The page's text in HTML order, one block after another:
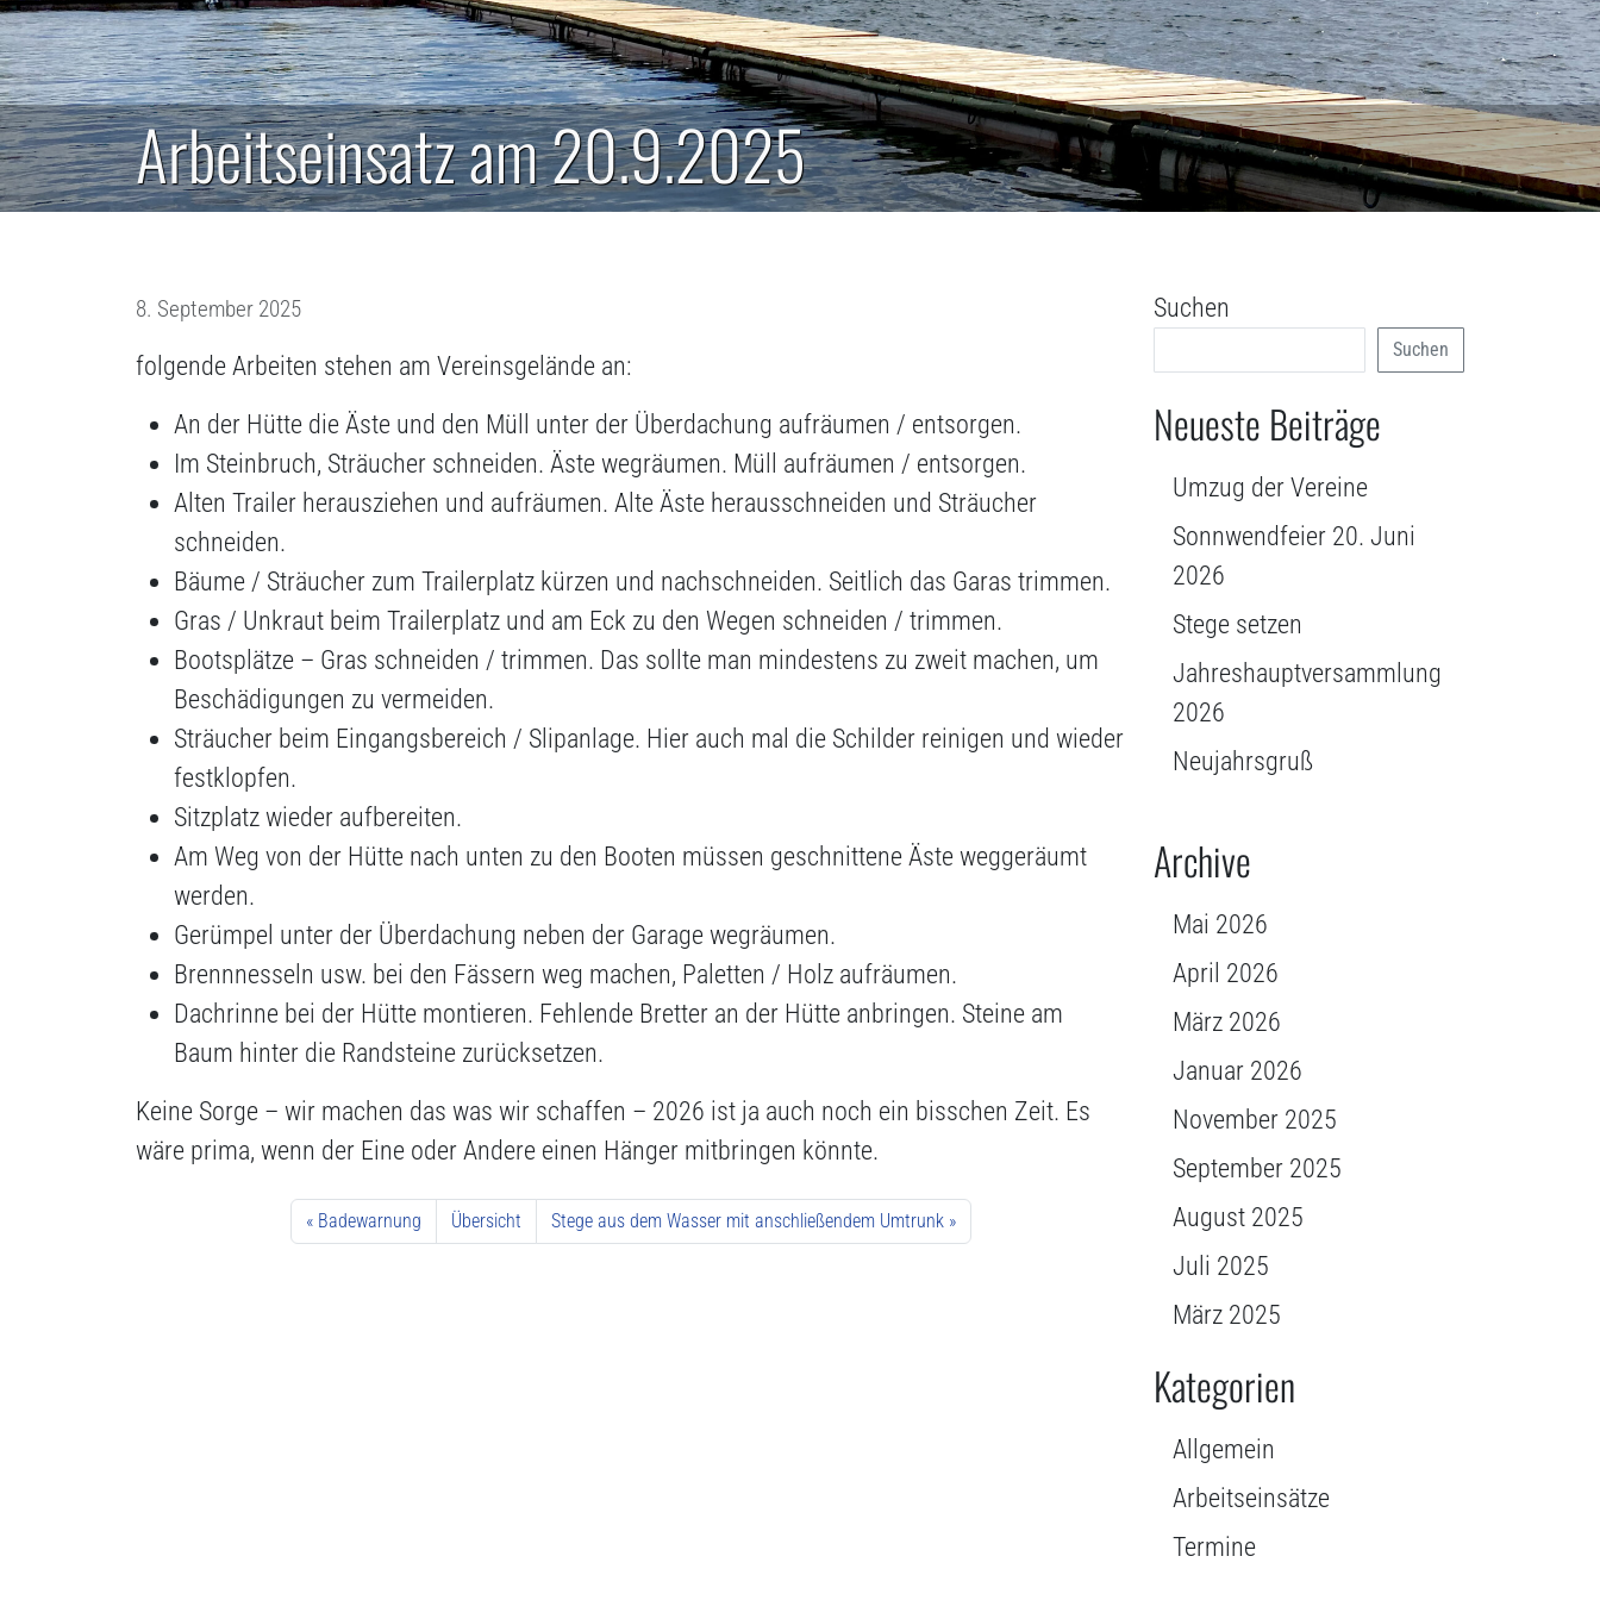
Arbeitseinsatz am 20.9.2025
8. September 2025
folgende Arbeiten stehen am Vereinsgelände an:
An der Hütte die Äste und den Müll unter der Überdachung aufräumen / entsorgen.
Im Steinbruch, Sträucher schneiden. Äste wegräumen. Müll aufräumen / entsorgen.
Alten Trailer herausziehen und aufräumen. Alte Äste herausschneiden und Sträucher
schneiden.
Bäume / Sträucher zum Trailerplatz kürzen und nachschneiden. Seitlich das Garas trimmen.
Gras / Unkraut beim Trailerplatz und am Eck zu den Wegen schneiden / trimmen.
Bootsplätze – Gras schneiden / trimmen. Das sollte man mindestens zu zweit machen, um
Beschädigungen zu vermeiden.
Sträucher beim Eingangsbereich / Slipanlage. Hier auch mal die Schilder reinigen und wieder
festklopfen.
Sitzplatz wieder aufbereiten.
Am Weg von der Hütte nach unten zu den Booten müssen geschnittene Äste weggeräumt
werden.
Gerümpel unter der Überdachung neben der Garage wegräumen.
Brennnesseln usw. bei den Fässern weg machen, Paletten / Holz aufräumen.
Dachrinne bei der Hütte montieren. Fehlende Bretter an der Hütte anbringen. Steine am
Baum hinter die Randsteine zurücksetzen.
Keine Sorge – wir machen das was wir schaffen – 2026 ist ja auch noch ein bisschen Zeit. Es
wäre prima, wenn der Eine oder Andere einen Hänger mitbringen könnte.
Badewarnung Übersicht Stege aus dem Wasser mit anschließendem Umtrunk
Suchen
Suchen
Neueste Beiträge
Umzug der Vereine
Sonnwendfeier 20. Juni
2026
Stege setzen
Jahreshauptversammlung
2026
Neujahrsgruß
Archive
Mai 2026
April 2026
März 2026
Januar 2026
November 2025
September 2025
August 2025
Juli 2025
März 2025
Kategorien
Allgemein
Arbeitseinsätze
Termine